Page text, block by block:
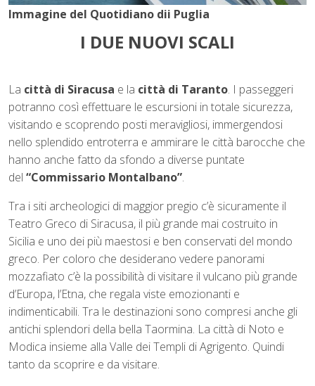
Immagine del Quotidiano dii Puglia
I DUE NUOVI SCALI
La città di Siracusa e la città di Taranto. I passeggeri
potranno così effettuare le escursioni in totale sicurezza,
visitando e scoprendo posti meravigliosi, immergendosi
nello splendido entroterra e ammirare le città barocche che
hanno anche fatto da sfondo a diverse puntate
del “Commissario Montalbano”.
Tra i siti archeologici di maggior pregio c’è sicuramente il
Teatro Greco di Siracusa, il più grande mai costruito in
Sicilia e uno dei più maestosi e ben conservati del mondo
greco. Per coloro che desiderano vedere panorami
mozzafiato c’è la possibilità di visitare il vulcano più grande
d’Europa, l’Etna, che regala viste emozionanti e
indimenticabili. Tra le destinazioni sono compresi anche gli
antichi splendori della bella Taormina. La città di Noto e
Modica insieme alla Valle dei Templi di Agrigento. Quindi
tanto da scoprire e da visitare.